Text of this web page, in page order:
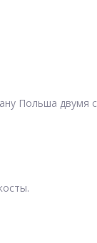
Польша двумя